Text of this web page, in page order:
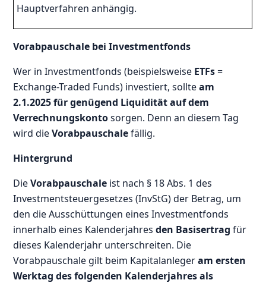
Hauptverfahren anhängig.
Vorabpauschale bei Investmentfonds
Wer in Investmentfonds (beispielsweise ETFs=
Exchange-Traded Funds) investiert, sollteam
2.1.2025 für genügend Liquidität auf dem
Verrechnungskontosorgen. Denn an diesem Tag
wird dieVorabpauschalefällig.
Hintergrund
DieVorabpauschale ist nach § 18 Abs. 1 des
Investmentsteuergesetzes (InvStG) der Betrag, um
den die Ausschüttungen eines Investmentfonds
innerhalb eines Kalenderjahresden Basisertragfür
dieses Kalenderjahr unterschreiten. Die
Vorabpauschale gilt beim Kapitalanlegeram ersten
Werktag des folgenden Kalenderjahres als